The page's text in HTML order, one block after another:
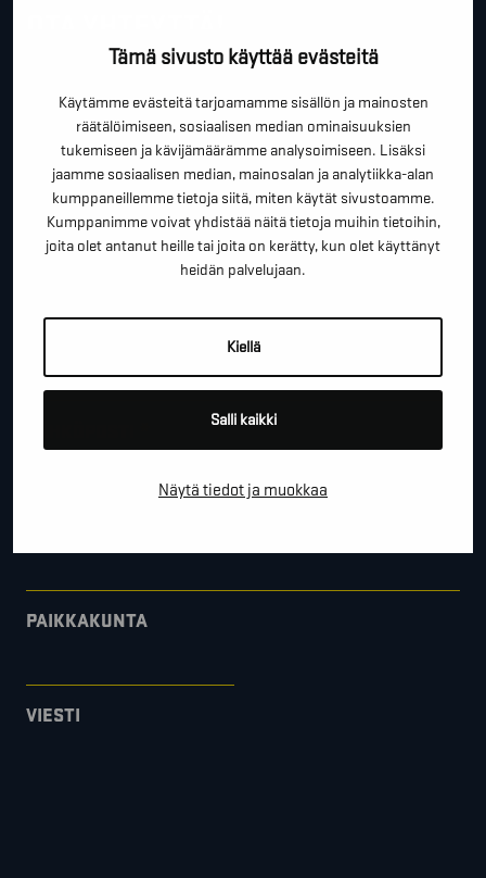
Tämä sivusto käyttää evästeitä
Käytämme evästeitä tarjoamamme sisällön ja mainosten
räätälöimiseen, sosiaalisen median ominaisuuksien
tukemiseen ja kävijämäärämme analysoimiseen. Lisäksi
jaamme sosiaalisen median, mainosalan ja analytiikka-alan
kumppaneillemme tietoja siitä, miten käytät sivustoamme.
Kumppanimme voivat yhdistää näitä tietoja muihin tietoihin,
joita olet antanut heille tai joita on kerätty, kun olet käyttänyt
heidän palvelujaan.
Kiellä
Salli kaikki
Näytä tiedot ja muokkaa
kartoituskäyntiä tai ihan vain lähettää lämpimiä
terveisiä!
" näyttää pakolliset kentät
ETUNIMI SUKUNIMI *
PAIKKAKUNTA
VIESTI